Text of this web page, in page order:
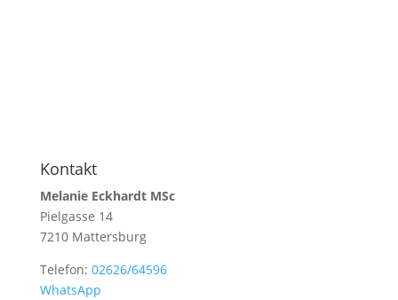
Kontakt
Melanie Eckhardt MSc
Pielgasse 14
7210 Mattersburg
Telefon: 02626/64596
WhatsApp